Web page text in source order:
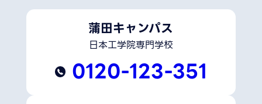
蒲田キャンパス
日本工学院専門学校
0120-123-351